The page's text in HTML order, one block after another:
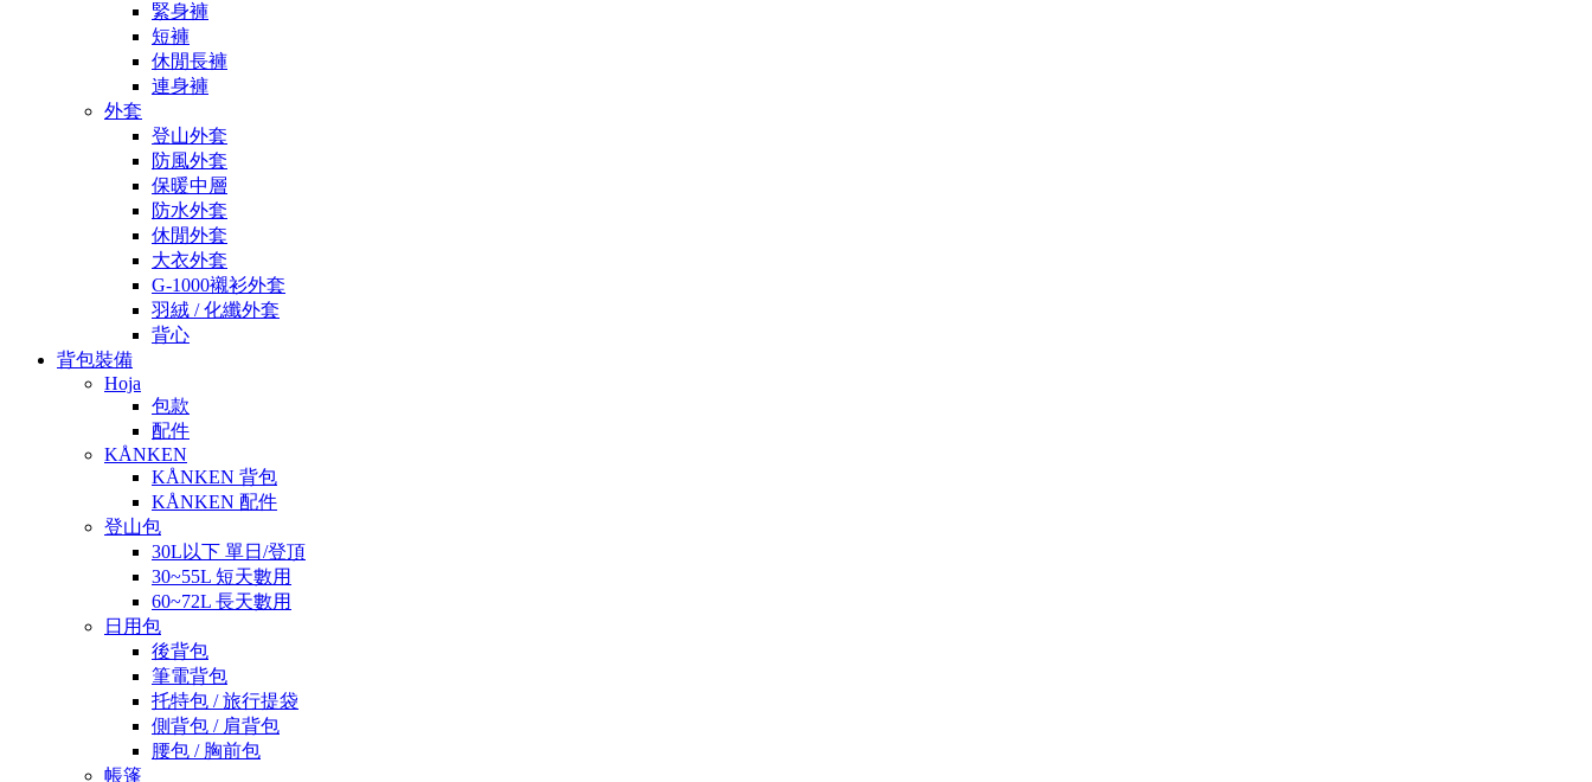
緊身褲
短褲
休閒長褲
連身褲
外套
登山外套
防風外套
保暖中層
防水外套
休閒外套
大衣外套
G-1000襯衫外套
羽絨 / 化纖外套
背心
背包裝備
Hoja
包款
配件
KÅNKEN
KÅNKEN 背包
KÅNKEN 配件
登山包
30L以下 單日/登頂
30~55L 短天數用
60~72L 長天數用
日用包
後背包
筆電背包
托特包 / 旅行提袋
側背包 / 肩背包
腰包 / 胸前包
帳篷